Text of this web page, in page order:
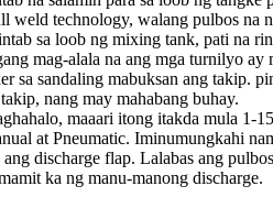
weld technology, walang pulbos na
sa loob ng mixing tank, pati na
mag-alala na ang mga turnilyo ay
sa sandaling mabuksan ang takip.
nang may mahabang buhay.
maaari itong itakda mula 1-
at Pneumatic. Iminumungkahi
discharge flap. Lalabas ang
ka ng manu-manong discharge.